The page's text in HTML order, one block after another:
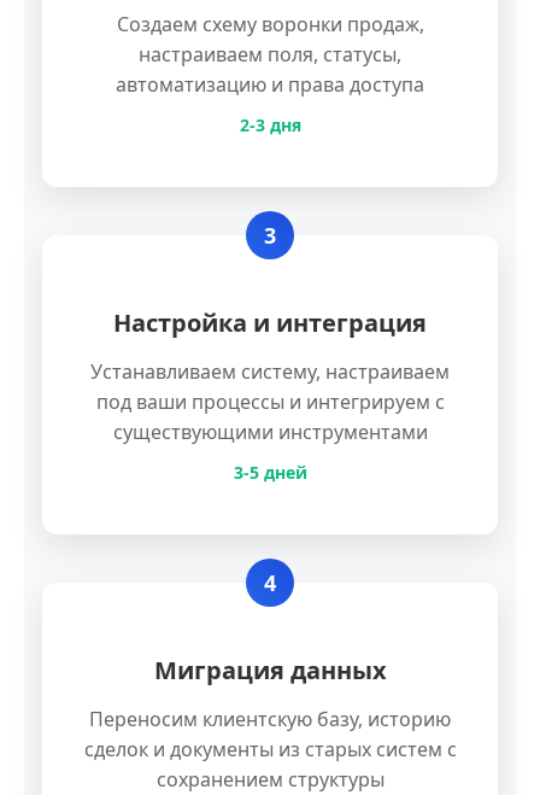
Создаем схему воронки продаж,
настраиваем поля, статусы,
автоматизацию и права доступа
2-3 дня
3
Настройка и интеграция
Устанавливаем систему, настраиваем
под ваши процессы и интегрируем с
существующими инструментами
3-5 дней
4
Миграция данных
Переносим клиентскую базу, историю
сделок и документы из старых систем с
сохранением структуры